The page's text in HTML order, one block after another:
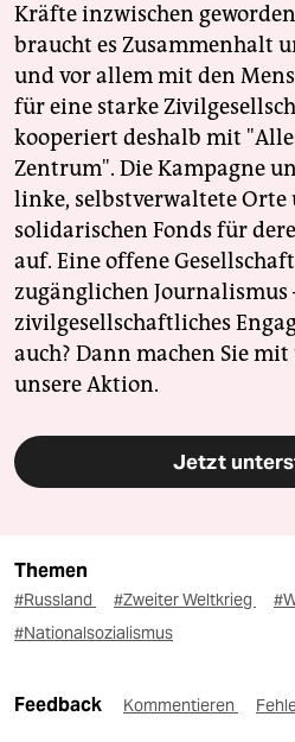
Kräfte inzwischen
braucht es Zusammenhalt
und vor allem mit den
für eine starke
kooperiert deshalb mit
Zentrum". Die Kampagne
linke, selbstverwaltete Orte
solidarischen Fonds für
auf. Eine offene
zugänglichen Journalismus
zivilgesellschaftliches
auch? Dann machen Sie
unsere Aktion.
Jetzt
Themen
#Russland #Zweiter Weltkrieg
#Nationalsozialismus
Feedback Kommentieren